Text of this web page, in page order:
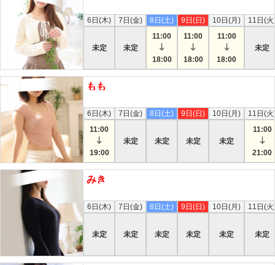
6日(木)
未定
7日(金)
未定
8日(土)
11:00
18:00
9日(日)
11:00
18:00
10日(月)
11:00
18:00
11日(
未定
もも
6日(木)
11:00
19:00
7日(金)
未定
8日(土)
未定
9日(日)
未定
10日(月)
未定
11日(
11:00
21:00
みき
6日(木)
未定
7日(金)
未定
8日(土)
未定
9日(日)
未定
10日(月)
未定
11日(
未定